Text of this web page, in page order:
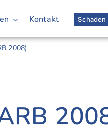
Kontakt Schaden
2008)